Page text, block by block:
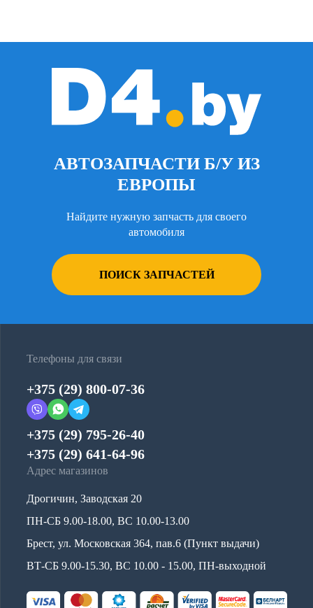
АВТОЗАПЧАСТИ Б/У ИЗ
ЕВРОПЫ
Найдите нужную запчасть для своего
автомобиля
ПОИСК ЗАПЧАСТЕЙ
Телефоны для связи
+375 (29) 800-07-36
+375 (29) 795-26-40
+375 (29) 641-64-96
Адрес магазинов
Дрогичин, Заводская 20
ПН-СБ 9.00-18.00, ВС 10.00-13.00
Брест, ул. Московская 364, пав.6 (Пункт выдачи)
ВТ-СБ 9.00-15.30, ВС 10.00 - 15.00, ПН-выходной